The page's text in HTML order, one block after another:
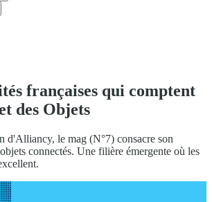
françaises qui comptent
des Objets
d'Alliancy, le mag (N°7) consacre son
connectés. Une filière émergente où les